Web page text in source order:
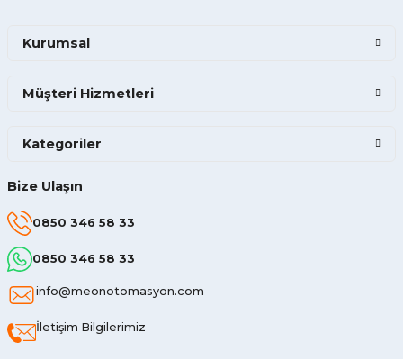
Bize Ulaşın
0850 346 58 33
0850 346 58 33
info@meonotomasyon.com
İletişim Bilgilerimiz
Kurumsal
Müşteri Hizmetleri
Kategoriler